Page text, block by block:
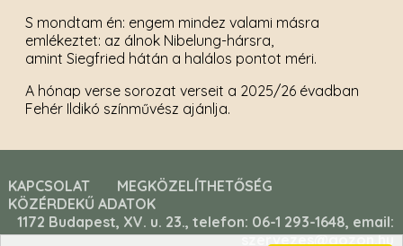
S mondtam én: engem mindez valami másra
emlékeztet: az álnok Nibelung-hársra,
amint Siegfried hátán a halálos pontot méri.
A hónap verse sorozat verseit a 2025/26 évadban
Fehér Ildikó színművész ajánlja.
KAPCSOLAT
MEGKÖZELÍTHETŐSÉG
KÖZÉRDEKŰ ADATOK
1172 Budapest, XV. u. 23., telefon: 06-1 293-1648, email:
szervezes@gozon.hu